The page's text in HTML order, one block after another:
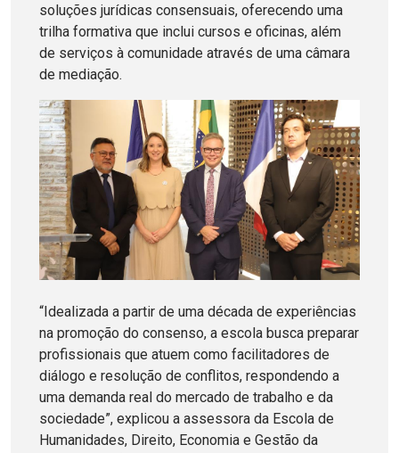
soluções jurídicas consensuais, oferecendo uma
trilha formativa que inclui cursos e oficinas, além
de serviços à comunidade através de uma câmara
de mediação.
“Idealizada a partir de uma década de experiências
na promoção do consenso, a escola busca preparar
profissionais que atuem como facilitadores de
diálogo e resolução de conflitos, respondendo a
uma demanda real do mercado de trabalho e da
sociedade”, explicou a assessora da Escola de
Humanidades, Direito, Economia e Gestão da